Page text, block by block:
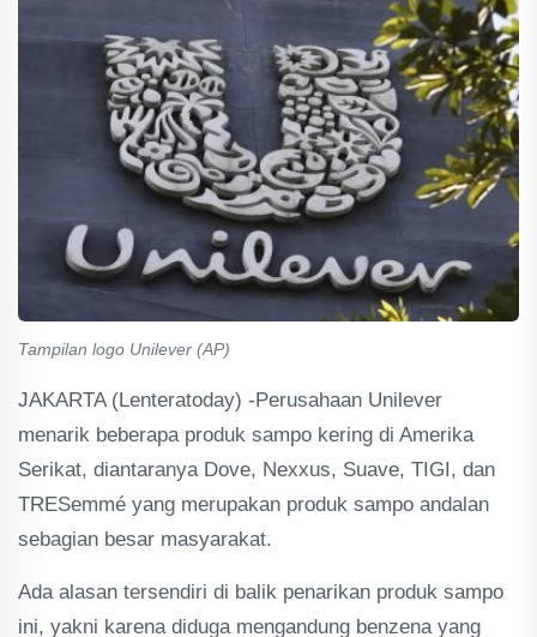
Tampilan logo Unilever (AP)
JAKARTA (Lenteratoday) -Perusahaan Unilever
menarik beberapa produk sampo kering di Amerika
Serikat, diantaranya Dove, Nexxus, Suave, TIGI, dan
TRESemmé yang merupakan produk sampo andalan
sebagian besar masyarakat.
Ada alasan tersendiri di balik penarikan produk sampo
ini, yakni karena diduga mengandung benzena yang